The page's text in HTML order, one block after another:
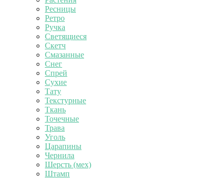
Ресницы
Ретро
Ручка
Светящиеся
Скетч
Смазанные
Снег
Спрей
Сухие
Тату
Текстурные
Ткань
Точечные
Трава
Уголь
Царапины
Чернила
Шерсть (мех)
Штамп